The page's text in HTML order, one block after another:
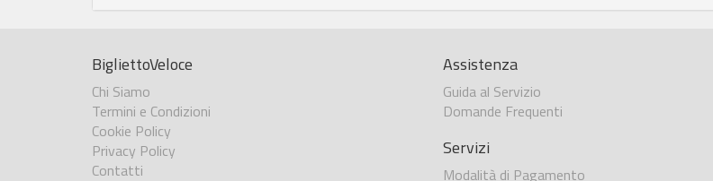
BigliettoVeloce
Chi Siamo
Termini e Condizioni
Cookie Policy
Privacy Policy
Contatti
Assistenza
Guida al Servizio
Domande Frequenti
Servizi
Modalità di Pagamento